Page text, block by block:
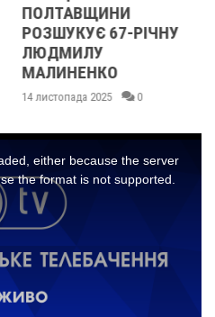
ОБЛАСТІ
РОЗШУКУЮТЬ 62-
РІЧНУ ЗОЮ ГРАКОВУ
14 листопада 2025